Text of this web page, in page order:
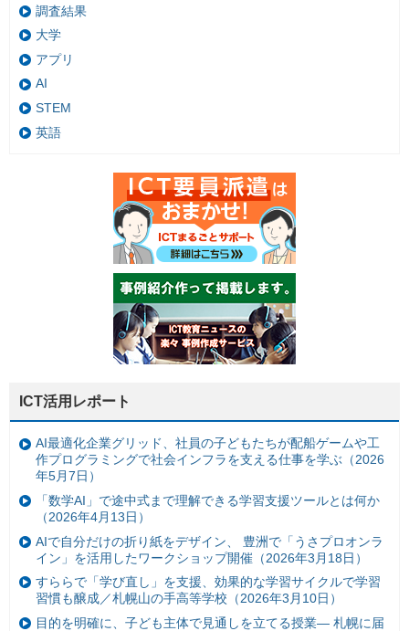
調査結果
大学
アプリ
AI
STEM
英語
ICT活用レポート
AI最適化企業グリッド、社員の子どもたちが配船ゲームや工
作プログラミングで社会インフラを支える仕事を学ぶ（2026
年5月7日）
「数学AI」で途中式まで理解できる学習支援ツールとは何か
（2026年4月13日）
AIで自分だけの折り紙をデザイン、 豊洲で「うさプロオンラ
イン」を活用したワークショップ開催（2026年3月18日）
すららで「学び直し」を支援、効果的な学習サイクルで学習
習慣も醸成／札幌山の手高等学校（2026年3月10日）
目的を明確に、子ども主体で見通しを立てる授業— 札幌に届